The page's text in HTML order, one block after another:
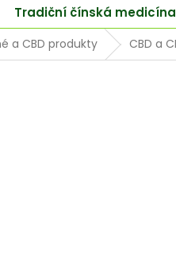
Tradiční čínská medicína
a CBD produkty CBD a